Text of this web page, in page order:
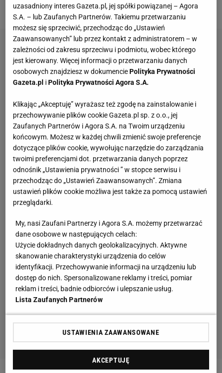
była duża, toczyła się do końca.
uzasadniony interes Gazeta.pl, jej spółki powiązanej – Agora
S.A. – lub Zaufanych Partnerów. Takiemu przetwarzaniu
możesz się sprzeciwić, przechodząc do „Ustawień
Zaawansowanych” lub przez kontakt z administratorem – w
zależności od zakresu sprzeciwu i podmiotu, wobec którego
jest kierowany. Więcej informacji o przetwarzaniu danych
osobowych znajdziesz w dokumenciePolityka Prywatności
Gazeta.pl iPolityka Prywatności Agora S.A.
Klikając „Akceptuję” wyrażasz też zgodę na zainstalowanie i
przechowywanie plików cookie Gazeta.pl sp. z o.o., jej
Zaufanych Partnerów i Agora S.A. na Twoim urządzeniu
końcowym. Możesz w każdej chwili zmienić swoje preferencje
dotyczące plików cookie, wywołując narzędzie do zarządzania
twoimi preferencjami dot. przetwarzania danych poprzez
odnośnik „Ustawienia prywatności ” w stopce serwisu i
przechodząc do „Ustawień Zaawansowanych”. Zmiana
ustawień plików cookie możliwa jest także za pomocą ustawień
przeglądarki.
My, nasi Zaufani Partnerzy i Agora S.A. możemy przetwarzać
dane osobowe w następujących celach:
Użycie dokładnych danych geolokalizacyjnych. Aktywne
skanowanie charakterystyki urządzenia do celów
identyfikacji. Przechowywanie informacji na urządzeniu lub
dostęp do nich. Spersonalizowane reklamy i treści, pomiar
reklam i treści, badnie odbiorców i ulepszanie usług.
Lista Zaufanych Partnerów
USTAWIENIA ZAAWANSOWANE
AKCEPTUJĘ